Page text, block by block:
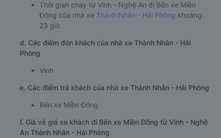
Thời gian chạy từ Vinh - Nghệ An đi Bến xe Miền
Đông của nhà xe Thành Nhân - Hải Phòng khoảng:
23 giờ
d. Các điểm đón khách của nhà xe Thành Nhân - Hải
Phòng
Vinh
e. Các điểm trả khách của nhà xe Thành Nhân - Hải Phòng
Bến xe Miền Đông
f. Giá vé giá xe khách đi Bến xe Miền Đông từ Vinh - Nghệ
An Thành Nhân - Hải Phòng